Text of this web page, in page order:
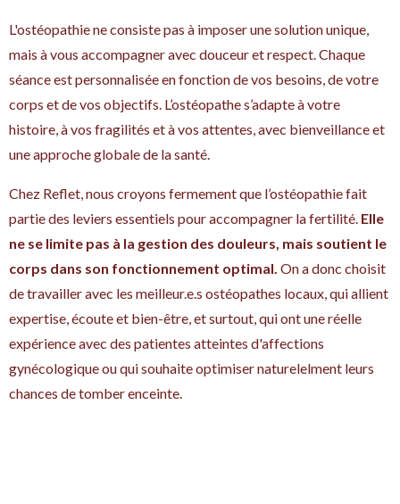
L'ostéopathie ne consiste pas à imposer une solution unique,
mais à vous accompagner avec douceur et respect. Chaque
séance est personnalisée en fonction de vos besoins, de votre
corps et de vos objectifs. L’ostéopathe s’adapte à votre
histoire, à vos fragilités et à vos attentes, avec bienveillance et
une approche globale de la santé.
Chez Reflet, nous croyons fermement que l’ostéopathie fait
partie des leviers essentiels pour accompagner la fertilité. Elle
ne se limite pas à la gestion des douleurs, mais soutient le
corps dans son fonctionnement optimal. On a donc choisit
de travailler avec les meilleur.e.s ostéopathes locaux, qui allient
expertise, écoute et bien-être, et surtout, qui ont une réelle
expérience avec des patientes atteintes d'affections
gynécologique ou qui souhaite optimiser naturelelment leurs
chances de tomber enceinte.